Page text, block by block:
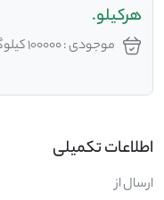
هرکیلو.
موجودی : 100000 کیلوگرم
اطلاعات تکمیلی
ارسال از